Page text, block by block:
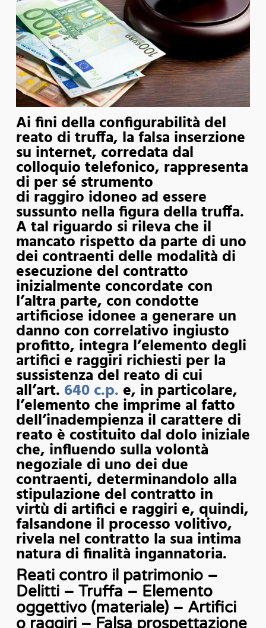
Ai fini della configurabilità del
reato di truffa, la falsa inserzione
su internet, corredata dal
colloquio telefonico, rappresenta
di per sé strumento
di raggiro idoneo ad essere
sussunto nella figura della truffa.
A tal riguardo si rileva che il
mancato rispetto da parte di uno
dei contraenti delle modalità di
esecuzione del contratto
inizialmente concordate con
l’altra parte, con condotte
artificiose idonee a generare un
danno con correlativo ingiusto
profitto, integra l’elemento degli
artifici e raggiri richiesti per la
sussistenza del reato di cui
all’art. 640 c.p. e, in particolare,
l’elemento che imprime al fatto
dell’inadempienza il carattere di
reato è costituito dal dolo iniziale
che, influendo sulla volontà
negoziale di uno dei due
contraenti, determinandolo alla
stipulazione del contratto in
virtù di artifici e raggiri e, quindi,
falsandone il processo volitivo,
rivela nel contratto la sua intima
natura di finalità ingannatoria.
Reati contro il patrimonio –
Delitti – Truffa – Elemento
oggettivo (materiale) – Artifici
o raggiri – Falsa prospettazione